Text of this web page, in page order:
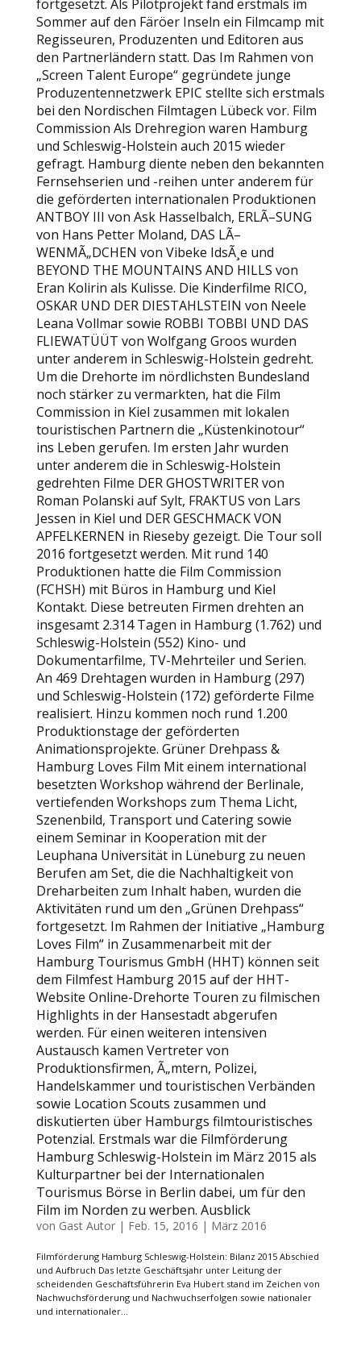
fortgesetzt. Als Pilotprojekt fand erstmals im
Sommer auf den Färöer Inseln ein Filmcamp mit
Regisseuren, Produzenten und Editoren aus
den Partnerländern statt. Das Im Rahmen von
„Screen Talent Europe“ gegründete junge
Produzentennetzwerk EPIC stellte sich erstmals
bei den Nordischen Filmtagen Lübeck vor. Film
Commission Als Drehregion waren Hamburg
und Schleswig-Holstein auch 2015 wieder
gefragt. Hamburg diente neben den bekannten
Fernsehserien und -reihen unter anderem für
die geförderten internationalen Produktionen
ANTBOY III von Ask Hasselbalch, ERLÃ–SUNG
von Hans Petter Moland, DAS LÃ–
WENMÃ„DCHEN von Vibeke IdsÃ¸e und
BEYOND THE MOUNTAINS AND HILLS von
Eran Kolirin als Kulisse. Die Kinderfilme RICO,
OSKAR UND DER DIESTAHLSTEIN von Neele
Leana Vollmar sowie ROBBI TOBBI UND DAS
FLIEWATÜÜT von Wolfgang Groos wurden
unter anderem in Schleswig-Holstein gedreht.
Um die Drehorte im nördlichsten Bundesland
noch stärker zu vermarkten, hat die Film
Commission in Kiel zusammen mit lokalen
touristischen Partnern die „Küstenkinotour“
ins Leben gerufen. Im ersten Jahr wurden
unter anderem die in Schleswig-Holstein
gedrehten Filme DER GHOSTWRITER von
Roman Polanski auf Sylt, FRAKTUS von Lars
Jessen in Kiel und DER GESCHMACK VON
APFELKERNEN in Rieseby gezeigt. Die Tour soll
2016 fortgesetzt werden. Mit rund 140
Produktionen hatte die Film Commission
(FCHSH) mit Büros in Hamburg und Kiel
Kontakt. Diese betreuten Firmen drehten an
insgesamt 2.314 Tagen in Hamburg (1.762) und
Schleswig-Holstein (552) Kino- und
Dokumentarfilme, TV-Mehrteiler und Serien.
An 469 Drehtagen wurden in Hamburg (297)
und Schleswig-Holstein (172) geförderte Filme
realisiert. Hinzu kommen noch rund 1.200
Produktionstage der geförderten
Animationsprojekte. Grüner Drehpass &
Hamburg Loves Film Mit einem international
besetzten Workshop während der Berlinale,
vertiefenden Workshops zum Thema Licht,
Szenenbild, Transport und Catering sowie
einem Seminar in Kooperation mit der
Leuphana Universität in Lüneburg zu neuen
Berufen am Set, die die Nachhaltigkeit von
Dreharbeiten zum Inhalt haben, wurden die
Aktivitäten rund um den „Grünen Drehpass“
fortgesetzt. Im Rahmen der Initiative „Hamburg
Loves Film“ in Zusammenarbeit mit der
Hamburg Tourismus GmbH (HHT) können seit
dem Filmfest Hamburg 2015 auf der HHT-
Website Online-Drehorte Touren zu filmischen
Highlights in der Hansestadt abgerufen
werden. Für einen weiteren intensiven
Austausch kamen Vertreter von
Produktionsfirmen, Ã„mtern, Polizei,
Handelskammer und touristischen Verbänden
sowie Location Scouts zusammen und
diskutierten über Hamburgs filmtouristisches
Potenzial. Erstmals war die Filmförderung
Hamburg Schleswig-Holstein im März 2015 als
Kulturpartner bei der Internationalen
Tourismus Börse in Berlin dabei, um für den
Film im Norden zu werben. Ausblick
von Gast Autor| Feb. 15, 2016 | März 2016
Filmförderung Hamburg Schleswig-Holstein: Bilanz 2015 Abschied
und Aufbruch Das letzte Geschäftsjahr unter Leitung der
scheidenden Geschäftsführerin Eva Hubert stand im Zeichen von
Nachwuchsförderung und Nachwuchserfolgen sowie nationaler
und internationaler...